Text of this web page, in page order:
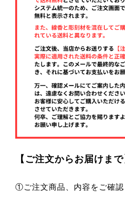
【ご注文からお届けまで
①ご注文商品、内容をご確認